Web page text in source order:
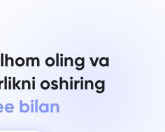
oling va
oshiring
bilan